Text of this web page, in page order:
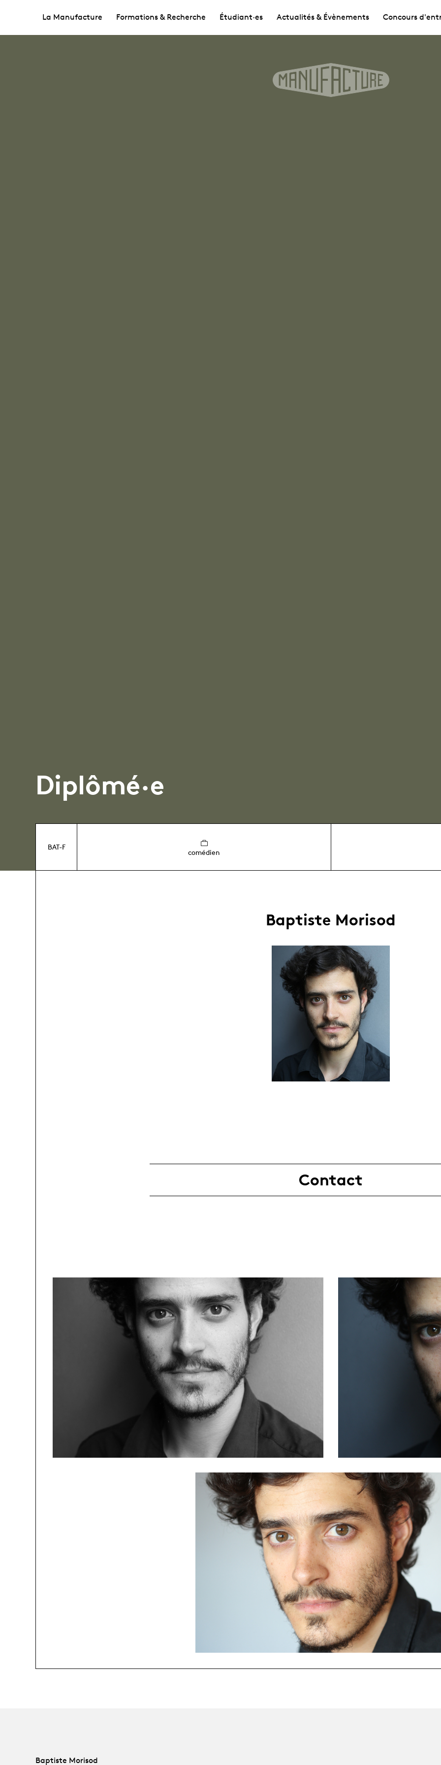
La Manufacture Formations & Recherche Étudiant·es Actualités & Évènements Concours
Diplômé·e
BAT-F
comédien
Baptiste Morisod
Contact
Baptiste Morisod